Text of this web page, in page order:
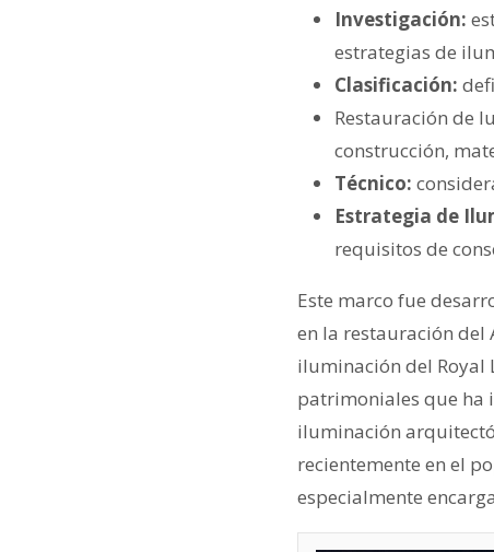
Investigación:
estrategias de
Clasificación:
Restauración de
construcción,
Técnico:
Estrategia de
requisitos de
Este marco fue
en la restauración del
iluminación del Royal
patrimoniales que ha
iluminación
recientemente en el
especialmente